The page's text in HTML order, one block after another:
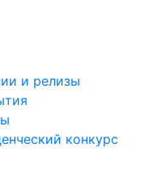
и релизы
конкурс